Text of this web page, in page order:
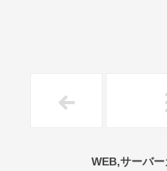
WEB,サーバ